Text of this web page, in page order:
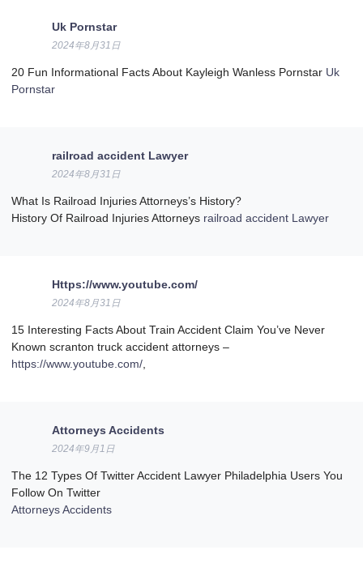
Uk Pornstar
2024年8月31日
20 Fun Informational Facts About Kayleigh Wanless Pornstar Uk
Pornstar
railroad accident Lawyer
2024年8月31日
What Is Railroad Injuries Attorneys’s History?
History Of Railroad Injuries Attorneys railroad accident Lawyer
Https://www.youtube.com/
2024年8月31日
15 Interesting Facts About Train Accident Claim You’ve Never
Known scranton truck accident attorneys –
https://www.youtube.com/
Attorneys Accidents
2024年9月1日
The 12 Types Of Twitter Accident Lawyer Philadelphia Users You
Follow On Twitter
Attorneys Accidents